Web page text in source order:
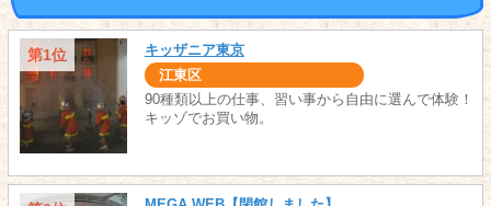
第1位 キッザニア東京
江東区
90種類以上の仕事、習い事から自由に選んで体験！
キッゾでお買い物。